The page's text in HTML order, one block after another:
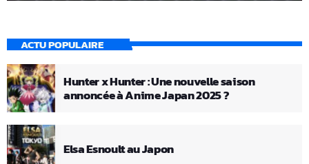
ACTU POPULAIRE
Hunter x Hunter : Une nouvelle saison
annoncée à Anime Japan 2025 ?
Elsa Esnoult au Japon